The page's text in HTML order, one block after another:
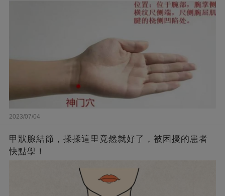
2023/07/04
甲狀腺結節，揉揉這里竟然就好了，被困擾的患者
快點學！